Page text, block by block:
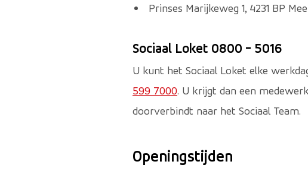
Prinses Marijkeweg 1, 4231 BP
Sociaal Loket 0800 - 5016
U kunt het Sociaal Loket elke
599 7000. U krijgt dan een
doorverbindt naar het Sociaal Team.
Openingstijden